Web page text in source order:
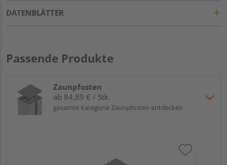
DATENBLÄTTER
Passende Produkte
Zaunpfosten
ab 84,89 € / Stk.
gesamte Kategorie Zaunpfosten entdecken